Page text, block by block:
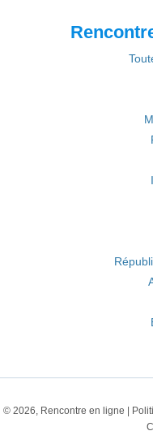
© 2026, Rencontre en ligne |